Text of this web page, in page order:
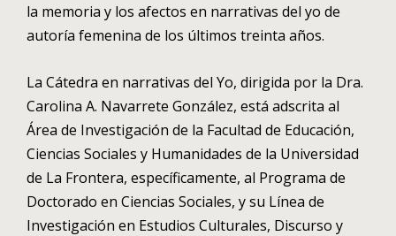
la memoria y los afectos en narrativas del yo de
autoría femenina de los últimos treinta años.
La Cátedra en narrativas del Yo, dirigida por la Dra.
Carolina A. Navarrete González, está adscrita al
Área de Investigación de la Facultad de Educación,
Ciencias Sociales y Humanidades de la Universidad
de La Frontera, específicamente, al Programa de
Doctorado en Ciencias Sociales, y su Línea de
Investigación en Estudios Culturales, Discurso y